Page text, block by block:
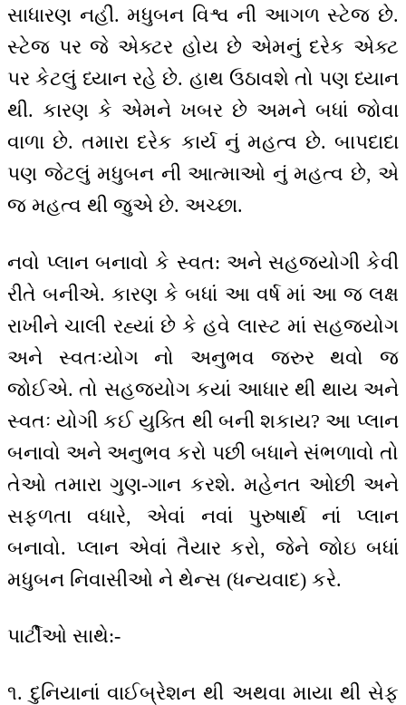
સાધારણ નહીં. મધુબન વિશ્વ ની આગળ સ્ટેજ છે.
સ્ટેજ પર જે એક્ટર હોય છે એમનું દરેક એક્ટ
પર કેટલું ધ્યાન રહે છે. હાથ ઉઠાવશે તો પણ ધ્યાન
થી. કારણ કે એમને ખબર છે અમને બધાં જોવા
વાળા છે. તમારા દરેક કાર્ય નું મહત્વ છે. બાપદાદા
પણ જેટલું મધુબન ની આત્માઓ નું મહત્વ છે, એ
જ મહત્વ થી જુએ છે. અચ્છા.
નવો પ્લાન બનાવો કે સ્વત: અને સહજયોગી કેવી
રીતે બનીએ. કારણ કે બધાં આ વર્ષ માં આ જ લક્ષ
રાખીને ચાલી રહ્યાં છે કે હવે લાસ્ટ માં સહજયોગ
અને સ્વતઃયોગ નો અનુભવ જરુર થવો જ
જોઈએ. તો સહજયોગ કયાં આધાર થી થાય અને
સ્વતઃ યોગી કઈ યુક્તિ થી બની શકાય? આ પ્લાન
બનાવો અને અનુભવ કરો પછી બધાને સંભળાવો તો
તેઓ તમારા ગુણ-ગાન કરશે. મહેનત ઓછી અને
સફળતા વધારે, એવાં નવાં પુરુષાર્થ નાં પ્લાન
બનાવો. પ્લાન એવાં તૈયાર કરો, જેને જોઇ બધાં
મધુબન નિવાસીઓ ને થેન્સ (ધન્યવાદ) કરે.
પાર્ટીઓ સાથે:-
૧. દુનિયાનાં વાઈબ્રેશન થી અથવા માયા થી સેફ